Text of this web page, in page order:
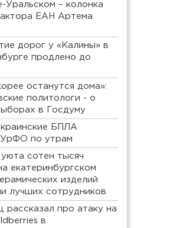
Уральском – колонка
ЕАН Артема
дорог у «Калины» в
продлено до
останутся дома»:
политологи - о
в Госдуму
БПЛА
УрФО по утрам
сотен тысяч
екатеринбургском
изделий
лучших сотрудников
рассказал про атаку на
в